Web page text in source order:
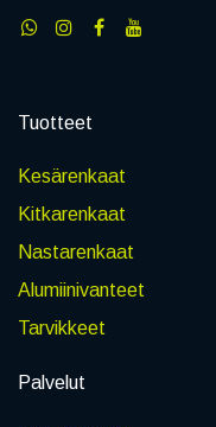
Tuotteet
Kesärenkaat
Kitkarenkaat
Nastarenkaat
Alumiinivanteet
Tarvikkeet
Palvelut